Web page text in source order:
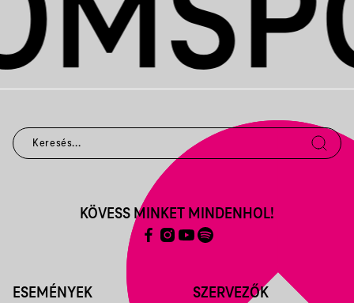
ESEMÉNYEK
SZERVEZŐK
KÖVESS MINKET MINDENHOL!